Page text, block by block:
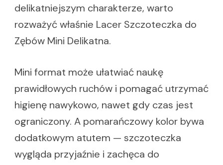
delikatniejszym charakterze, warto
rozważyć właśnie Lacer Szczoteczka do
Zębów Mini Delikatna.
Mini format może ułatwiać naukę
prawidłowych ruchów i pomagać utrzymać
higienę nawykowo, nawet gdy czas jest
ograniczony. A pomarańczowy kolor bywa
dodatkowym atutem — szczoteczka
wygląda przyjaźnie i zachęca do